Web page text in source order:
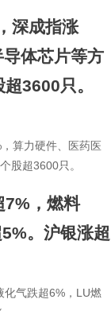
深成指涨
体芯片等方
3600只。
算力硬件、医药医
股超3600只。
7%，燃料
。沪银涨超
化气跌超6%，LU燃